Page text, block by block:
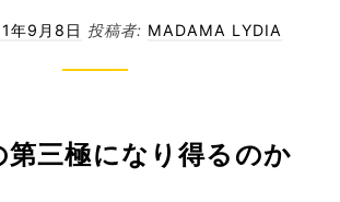
年9月8日 投稿者: MADAMA LYDIA
第三極になり得るのか